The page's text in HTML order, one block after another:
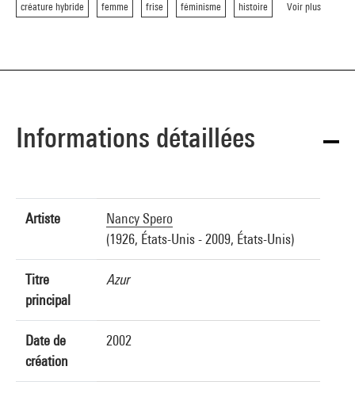
créature hybride femme frise féminisme histoire Voir plus
Informations détaillées
Artiste
Nancy Spero
(1926, États-Unis - 2009, États-Unis)
Titre
principal
Azur
Date de
création
2002